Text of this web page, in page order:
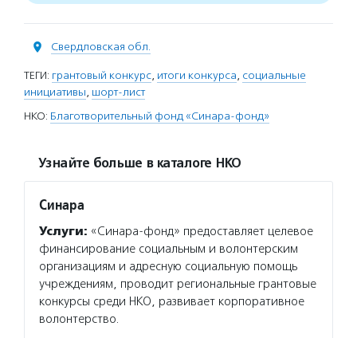
Свердловская обл.
ТЕГИ: грантовый конкурс, итоги конкурса, социальные
инициативы, шорт-лист
НКО: Благотворительный фонд «Синара-фонд»
Узнайте больше в каталоге НКО
Синара
Услуги: «Синара-фонд» предоставляет целевое
финансирование социальным и волонтерским
организациям и адресную социальную помощь
учреждениям, проводит региональные грантовые
конкурсы среди НКО, развивает корпоративное
волонтерство.